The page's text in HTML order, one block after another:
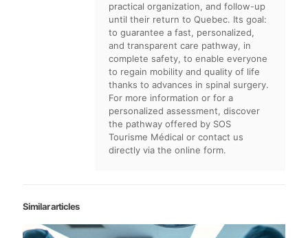
practical organization, and follow-up
until their return to Quebec. Its goal:
to guarantee a fast, personalized,
and transparent care pathway, in
complete safety, to enable everyone
to regain mobility and quality of life
thanks to advances in spinal surgery.
For more information or for a
personalized assessment, discover
the pathway offered by SOS
Tourisme Médical or contact us
directly via the online form.
Similar articles